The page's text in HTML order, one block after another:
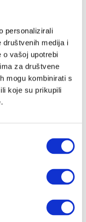
personalizirali
društvenih medija i
o vašoj upotrebi
za društvene
mogu kombinirati s
koje su prikupili